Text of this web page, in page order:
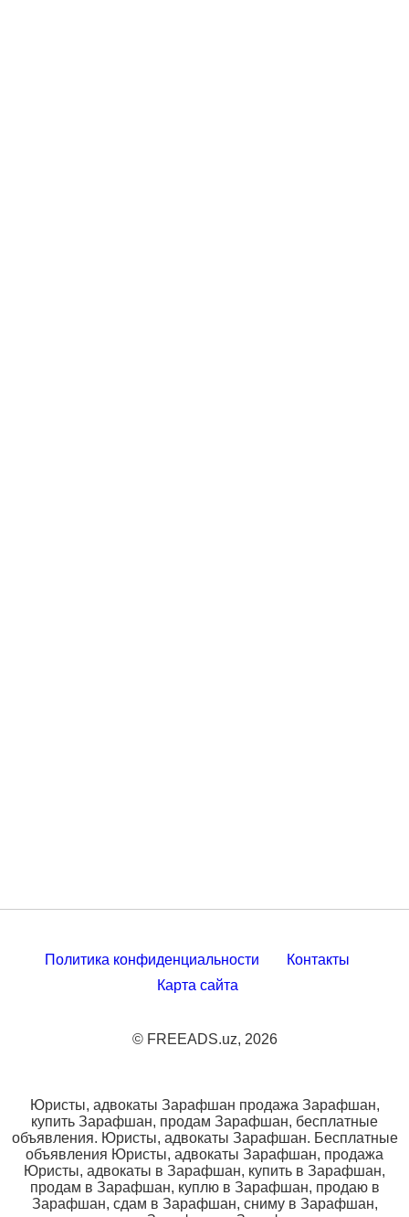
Политика конфиденциальности
Контакты
Карта сайта
© FREEADS.uz, 2026
Юристы, адвокаты Зарафшан продажа Зарафшан,
купить Зарафшан, продам Зарафшан, бесплатные
объявления. Юристы, адвокаты Зарафшан. Бесплатные
объявления Юристы, адвокаты Зарафшан, продажа
Юристы, адвокаты в Зарафшан, купить в Зарафшан,
продам в Зарафшан, куплю в Зарафшан, продаю в
Зарафшан, сдам в Зарафшан, сниму в Зарафшан,